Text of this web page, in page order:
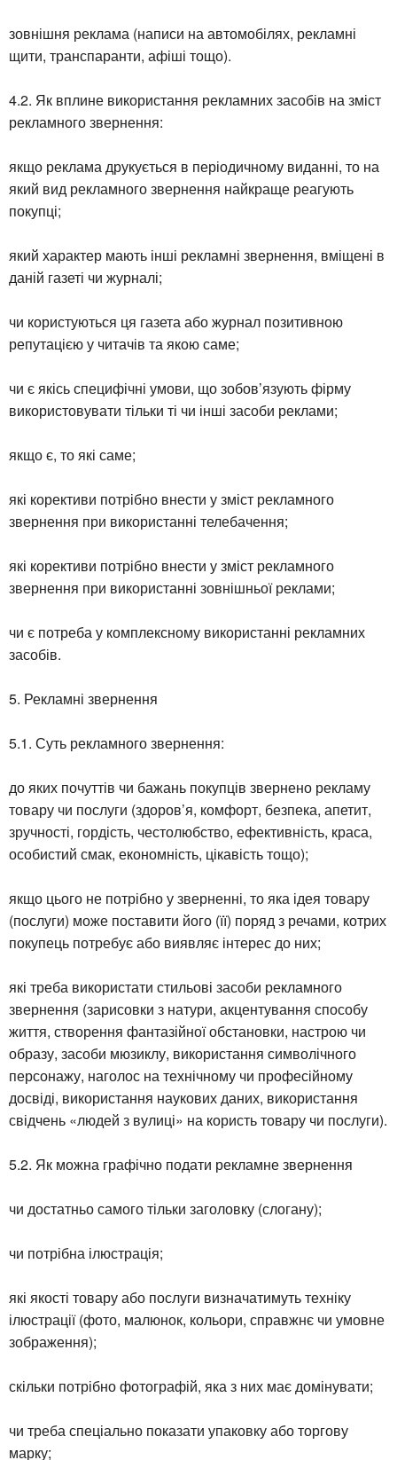
зовнішня реклама (написи на автомобілях, рекламні
щити, транспаранти, афіші тощо).
4.2. Як вплине використання рекламних засобів на зміст
рекламного звернення:
якщо реклама друкується в періодичному виданні, то на
який вид рекламного звернення найкраще реагують
покупці;
який характер мають інші рекламні звернення, вміщені в
даній газеті чи журналі;
чи користуються ця газета або журнал позитивною
репутацією у читачів та якою саме;
чи є якісь специфічні умови, що зобов’язують фірму
використовувати тільки ті чи інші засоби реклами;
якщо є, то які саме;
які корективи потрібно внести у зміст рекламного
звернення при використанні телебачення;
які корективи потрібно внести у зміст рекламного
звернення при використанні зовнішньої реклами;
чи є потреба у комплексному використанні рекламних
засобів.
5. Рекламні звернення
5.1. Суть рекламного звернення:
до яких почуттів чи бажань покупців звернено рекламу
товару чи послуги (здоров’я, комфорт, безпека, апетит,
зручності, гордість, честолюбство, ефективність, краса,
особистий смак, економність, цікавість тощо);
якщо цього не потрібно у зверненні, то яка ідея товару
(послуги) може поставити його (її) поряд з речами, котрих
покупець потребує або виявляє інтерес до них;
які треба використати стильові засоби рекламного
звернення (зарисовки з натури, акцентування способу
життя, створення фантазійної обстановки, настрою чи
образу, засоби мюзиклу, використання символічного
персонажу, наголос на технічному чи професійному
досвіді, використання наукових даних, використання
свідчень «людей з вулиці» на користь товару чи послуги).
5.2. Як можна графічно подати рекламне звернення
чи достатньо самого тільки заголовку (слогану);
чи потрібна ілюстрація;
які якості товару або послуги визначатимуть техніку
ілюстрації (фото, малюнок, кольори, справжнє чи умовне
зображення);
скільки потрібно фотографій, яка з них має домінувати;
чи треба спеціально показати упаковку або торгову
марку;